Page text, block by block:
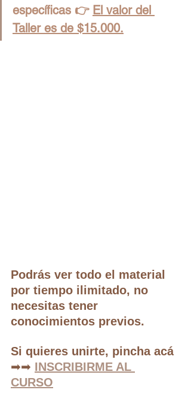
específicas 👉 El valor del
Taller es de $15.000.
Podrás ver todo el material
por tiempo ilimitado, no
necesitas tener
conocimientos previos.
Si quieres unirte, pincha acá
➡➡ INSCRIBIRME AL
CURSO